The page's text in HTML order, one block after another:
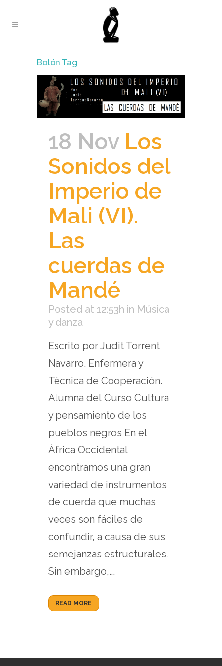
Bolón Tag
18 Nov Los
Sonidos del
Imperio de
Mali (VI).
Las
cuerdas de
Mandé
Posted at 12:53h in Música
y danza
Escrito por Judit Torrent
Navarro. Enfermera y
Técnica de Cooperación.
Alumna del Curso Cultura
y pensamiento de los
pueblos negros En el
África Occidental
encontramos una gran
variedad de instrumentos
de cuerda que muchas
veces son fáciles de
confundir, a causa de sus
semejanzas estructurales.
Sin embargo,...
READ MORE